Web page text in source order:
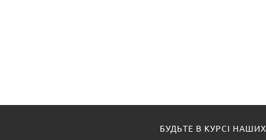
БУДЬТЕ В КУРСІ